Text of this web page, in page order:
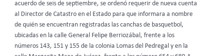
acuerdo de seis de septiembre, se ordenó requerir de nueva cuenta
al Director de Catastro en el Estado para que informara a nombre
de quién se encuentran registradas las canchas de basquetbol,
ubicadas en la calle General Felipe Berriozábal, frente a los
números 143, 151 y 155 de la colonia Lomas del Pedregal y en la